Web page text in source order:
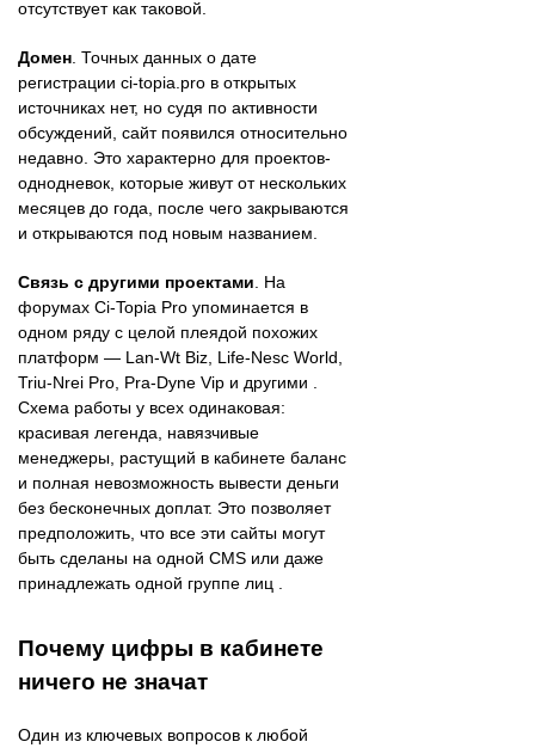
отсутствует как таковой.
Домен . Точных данных о дате
регистрации ci-topia.pro в открытых
источниках нет, но судя по активности
обсуждений, сайт появился относительно
недавно. Это характерно для проектов-
однодневок, которые живут от нескольких
месяцев до года, после чего закрываются
и открываются под новым названием.
Связь с другими проектами . На
форумах Ci-Topia Pro упоминается в
одном ряду с целой плеядой похожих
платформ — Lan-Wt Biz, Life-Nesc World,
Triu-Nrei Pro, Pra-Dyne Vip и другими .
Схема работы у всех одинаковая:
красивая легенда, навязчивые
менеджеры, растущий в кабинете баланс
и полная невозможность вывести деньги
без бесконечных доплат. Это позволяет
предположить, что все эти сайты могут
быть сделаны на одной CMS или даже
принадлежать одной группе лиц .
Почему цифры в кабинете
ничего не значат
Один из ключевых вопросов к любой